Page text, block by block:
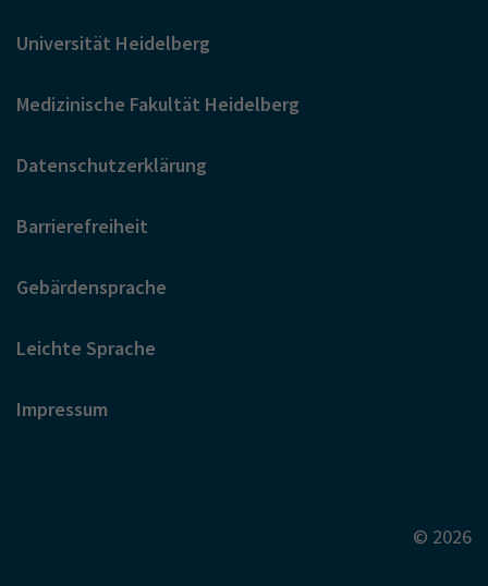
Universität Heidelberg
Medizinische Fakultät Heidelberg
Datenschutzerklärung
Barrierefreiheit
Gebärdensprache
Leichte Sprache
Impressum
© 2026